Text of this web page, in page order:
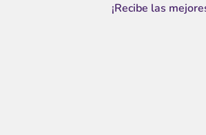
¡Recibe las